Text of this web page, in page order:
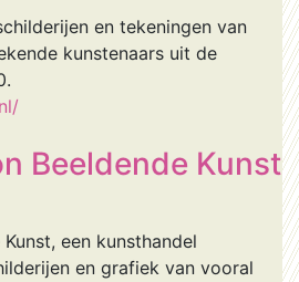
en tekeningen van
kunstenaars uit de
Beeldende Kunst
een kunsthandel
en grafiek van vooral